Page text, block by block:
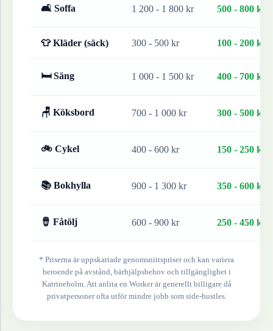
🛋 Soffa 1 200 - 1 800 kr 500 - 800 kr
👕 Kläder (säck) 300 - 500 kr 100 - 200 kr
🛏 Säng 1 000 - 1 500 kr 400 - 700 kr
🪑 Köksbord 700 - 1 000 kr 300 - 500 kr
🚲 Cykel 400 - 600 kr 150 - 250 kr
📚 Bokhylla 900 - 1 300 kr 350 - 600 kr
🪘 Fåtölj 600 - 900 kr 250 - 450 kr
* Priserna är uppskattade genomsnittspriser och kan variera
beroende på avstånd, bärhjälpsbehov och tillgänglighet i
Katrineholm. Att anlita en Worker är generellt billigare då
privatpersoner ofta utför mindre jobb som side-hustles.